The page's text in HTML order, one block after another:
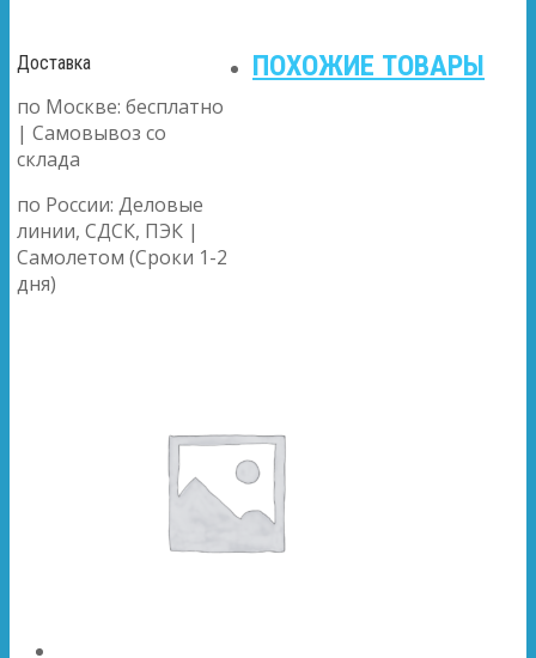
Доставка
по Москве: бесплатно
| Самовывоз со
склада
по России: Деловые
линии, СДСК, ПЭК |
Самолетом (Сроки 1-2
дня)
ПОХОЖИЕ ТОВАРЫ